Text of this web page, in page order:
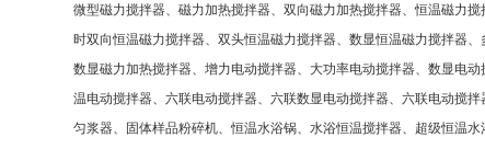
微型磁力搅拌器、磁力加热搅拌器、双向磁力加热搅拌器、恒温磁力
时双向恒温磁力搅拌器、双头恒温磁力搅拌器、数显恒温磁力搅拌器
数显磁力加热搅拌器、增力电动搅拌器、大功率电动搅拌器、数显电
温电动搅拌器、六联电动搅拌器、六联数显电动搅拌器、六联电动搅
匀浆器、固体样品粉碎机、恒温水浴锅、水浴恒温搅拌器、超级恒温